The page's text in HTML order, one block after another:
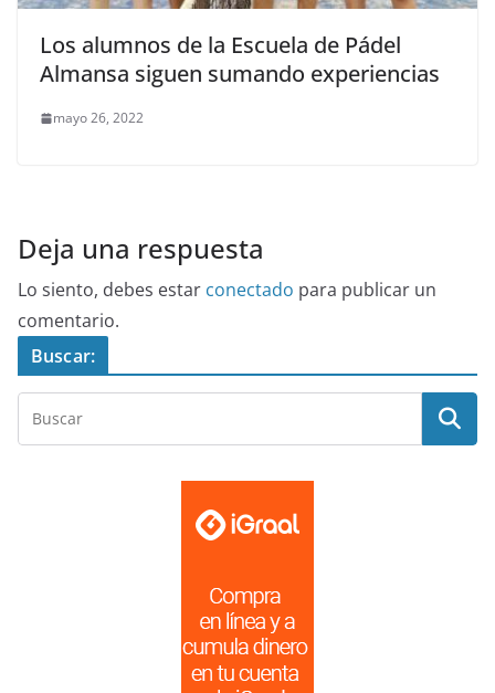
Los alumnos de la Escuela de Pádel
Almansa siguen sumando experiencias
mayo 26, 2022
Deja una respuesta
Lo siento, debes estar conectado para publicar un
comentario.
Buscar: